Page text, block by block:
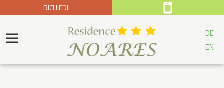
DE
EN
RICHIEDI